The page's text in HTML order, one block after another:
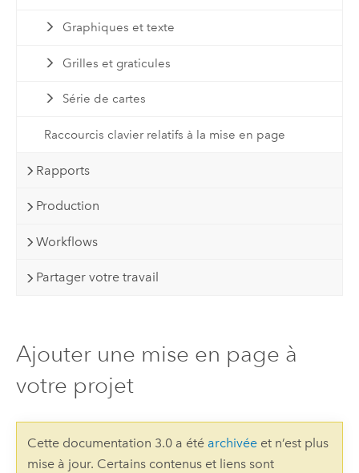
Graphiques et texte
Grilles et graticules
Série de cartes
Raccourcis clavier relatifs à la mise en page
Rapports
Production
Workflows
Partager votre travail
Ajouter une mise en page à
votre projet
Cette documentation 3.0 a été archivéeet n’est plus
mise à jour. Certains contenus et liens sont